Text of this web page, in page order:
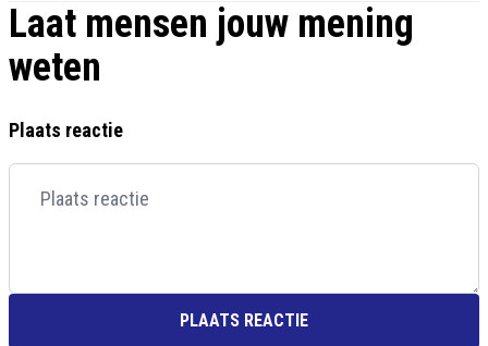
Laat mensen jouw mening
weten
Plaats reactie
PLAATS REACTIE